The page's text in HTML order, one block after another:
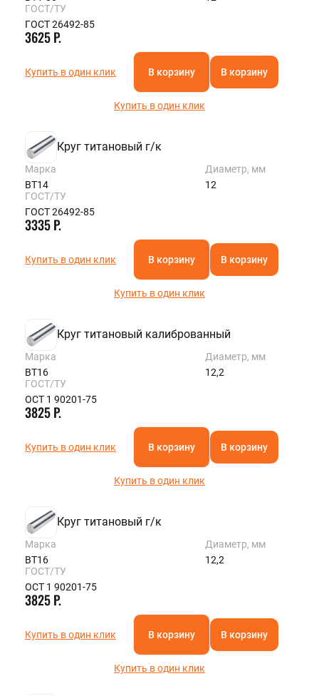
ГОСТ/ТУ
ГОСТ 26492-85
3625 Р.
Купить в один клик В корзину В корзину
Купить в один клик
Круг титановый г/к
Марка
ВТ14
Диаметр, мм
12
ГОСТ/ТУ
ГОСТ 26492-85
3335 Р.
Купить в один клик В корзину В корзину
Купить в один клик
Круг титановый калиброванный
Марка
ВТ16
Диаметр, мм
12,2
ГОСТ/ТУ
ОСТ 1 90201-75
3825 Р.
Купить в один клик В корзину В корзину
Купить в один клик
Круг титановый г/к
Марка
ВТ16
Диаметр, мм
12,2
ГОСТ/ТУ
ОСТ 1 90201-75
3825 Р.
Купить в один клик В корзину В корзину
Купить в один клик